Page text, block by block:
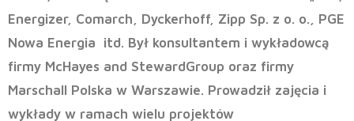
Energizer, Comarch, Dyckerhoff, Zipp Sp. z o. o., PGE
Nowa Energia itd. Był konsultantem i wykładowcą
firmy McHayes and StewardGroup oraz firmy
Marschall Polska w Warszawie. Prowadził zajęcia i
wykłady w ramach wielu projektów